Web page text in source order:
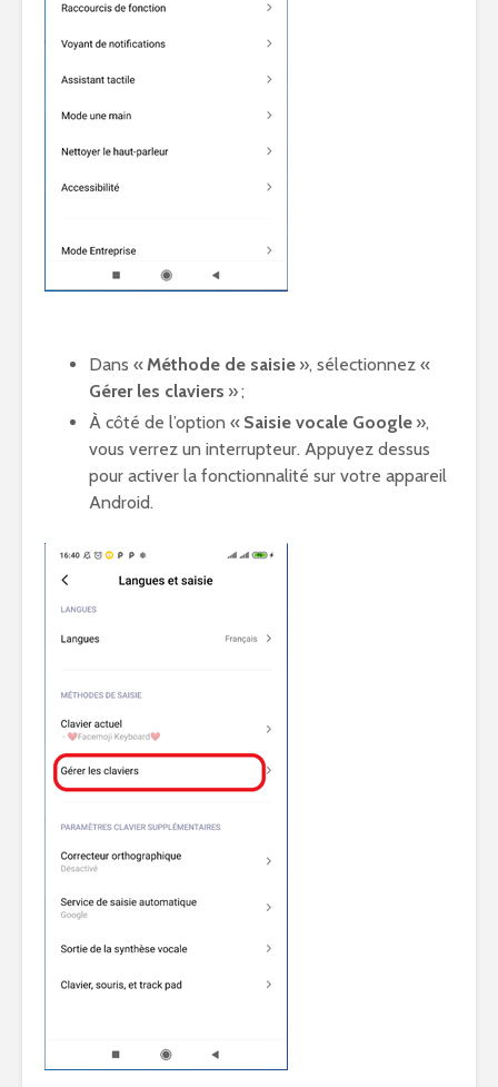
Dans «Méthode de saisie », sélectionnez «
Gérer les claviers » ;
À côté de l’option « Saisie vocale Google »,
vous verrez un interrupteur. Appuyez dessus
pour activer la fonctionnalité sur votre appareil
Android.